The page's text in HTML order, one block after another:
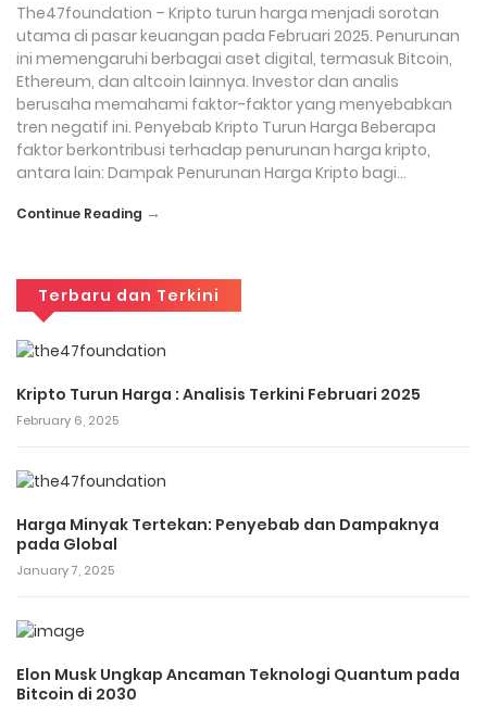
The47foundation – Kripto turun harga menjadi sorotan
utama di pasar keuangan pada Februari 2025. Penurunan
ini memengaruhi berbagai aset digital, termasuk Bitcoin,
Ethereum, dan altcoin lainnya. Investor dan analis
berusaha memahami faktor-faktor yang menyebabkan
tren negatif ini. Penyebab Kripto Turun Harga Beberapa
faktor berkontribusi terhadap penurunan harga kripto,
antara lain: Dampak Penurunan Harga Kripto bagi…
Continue Reading →
Terbaru dan Terkini
Kripto Turun Harga : Analisis Terkini Februari 2025
February 6, 2025
Harga Minyak Tertekan: Penyebab dan Dampaknya
pada Global
January 7, 2025
Elon Musk Ungkap Ancaman Teknologi Quantum pada
Bitcoin di 2030